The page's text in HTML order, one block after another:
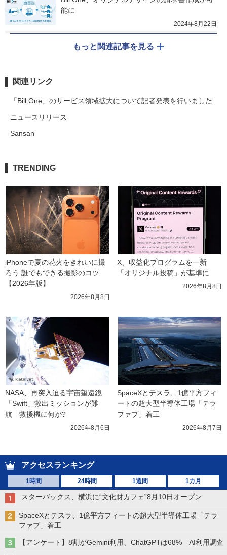
能に
2024年8月22日
もっと関連記事を見る
関連リンク
「Bill One」のサービス領域拡大について記者発表を行いました
ニュースリリース
Sansan
TRENDING
iPhoneで夏の花火をきれいに撮
ろう 誰でもできる撮影のコツ
【2026年版】
2026年8月8日
X、収益化プログラムを一新
「オリジナル投稿」が基準に
2026年8月8日
NASA、再突入迫る宇宙望遠鏡
「Swift」救出ミッションが難
航　救援機に何が?
2026年8月6日
SpaceXとテスラ、1億平方フィ
ートの超大型半導体工場「テラ
ファブ」着工
2026年8月7日
アクセスランキング
1時間 24時間 1週間 1カ月
スターバックス、横浜に“文化財カフェ”8月10日オープン
SpaceXとテスラ、1億平方フィートの超大型半導体工場「テラ
ファブ」着工
【アンケート】8割がGemini利用、ChatGPTは68% AI利用調査